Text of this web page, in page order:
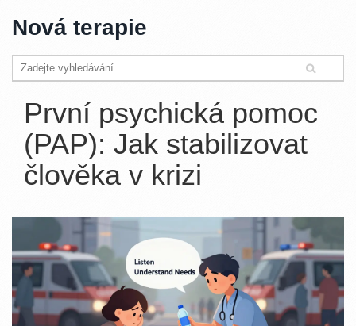
Nová terapie
První psychická pomoc
(PAP): Jak stabilizovat
člověka v krizi